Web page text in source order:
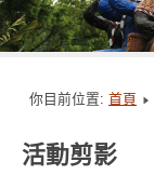
你目前位置: 首頁
活動剪影